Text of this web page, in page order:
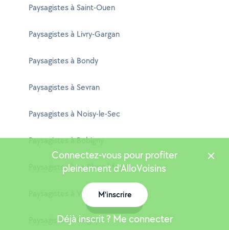
Paysagistes à Saint-Ouen
Paysagistes à Livry-Gargan
Paysagistes à Bondy
Paysagistes à Sevran
Paysagistes à Noisy-le-Sec
Paysagistes à Bobigny
Paysagistes à Le Blanc-Mesnil
Paysagistes à Villepinte
Paysagistes à Gagny
Connectez-vous pour profiter
pleinement d'AlloVoisins
M'inscrire
Déjà inscrit ? Me connecter